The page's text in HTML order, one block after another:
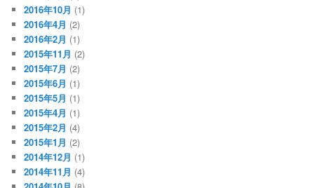
2016年10月 (1)
2016年4月 (2)
2016年2月 (1)
2015年11月 (2)
2015年7月 (2)
2015年6月 (1)
2015年5月 (1)
2015年4月 (1)
2015年2月 (4)
2015年1月 (2)
2014年12月 (1)
2014年11月 (4)